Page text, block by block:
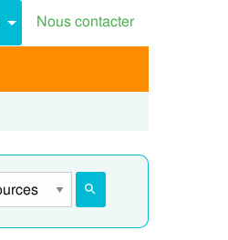
Nous contacter